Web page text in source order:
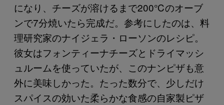
になり、チーズが溶けるまで200℃のオーブ
ンで7分焼いたら完成だ。参考にしたのは、料
理研究家のナイジェラ・ローソンのレシピ。
彼女はフォンティーナチーズとドライマッシ
ュルームを使っていたが、このナンピザも意
外に美味しかった。たった数分で、少しだけ
スパイスの効いた柔らかな食感の自家製ピザ